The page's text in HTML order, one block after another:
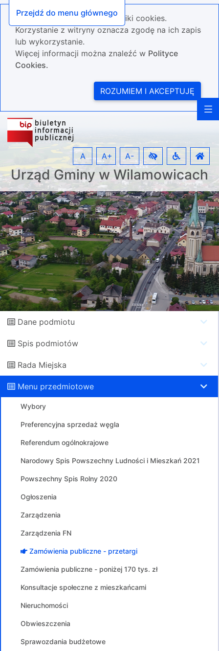
Przejdź do menu głównego
Nasza strona wykorzystuje pliki cookies.
Korzystanie z witryny oznacza zgodę na ich zapis
lub wykorzystanie.
Więcej informacji można znaleźć w Polityce
Cookies.
ROZUMIEM I AKCEPTUJĘ
Urząd Gminy w Wilamowicach
A A+ A-
Dane podmiotu
Spis podmiotów
Rada Miejska
Menu przedmiotowe
Wybory
Preferencyjna sprzedaż węgla
Referendum ogólnokrajowe
Narodowy Spis Powszechny Ludności i Mieszkań 2021
Powszechny Spis Rolny 2020
Ogłoszenia
Zarządzenia
Zarządzenia FN
Zamówienia publiczne - przetargi
Zamówienia publiczne - poniżej 170 tys. zł
Konsultacje społeczne z mieszkańcami
Nieruchomości
Obwieszczenia
Sprawozdania budżetowe